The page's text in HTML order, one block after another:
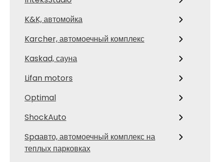
K&K, автомойка
Karcher, автомоечный комплекс
Kaskad, сауна
Lifan motors
Optimal
ShockAuto
Spaавто, автомоечный комплекс на
теплых парковках